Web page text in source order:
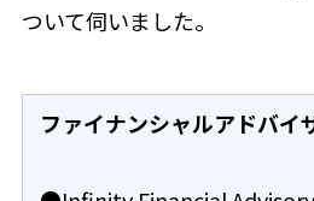
ついて伺いました。
ファイナンシャルアドバ